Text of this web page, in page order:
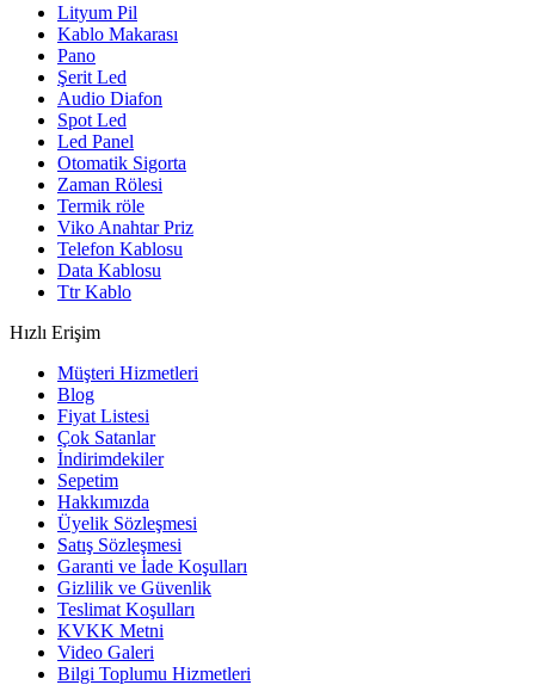
Lityum Pil
Kablo Makarası
Pano
Şerit Led
Audio Diafon
Spot Led
Led Panel
Otomatik Sigorta
Zaman Rölesi
Termik röle
Viko Anahtar Priz
Telefon Kablosu
Data Kablosu
Ttr Kablo
Hızlı Erişim
Müşteri Hizmetleri
Blog
Fiyat Listesi
Çok Satanlar
İndirimdekiler
Sepetim
Hakkımızda
Üyelik Sözleşmesi
Satış Sözleşmesi
Garanti ve İade Koşulları
Gizlilik ve Güvenlik
Teslimat Koşulları
KVKK Metni
Video Galeri
Bilgi Toplumu Hizmetleri